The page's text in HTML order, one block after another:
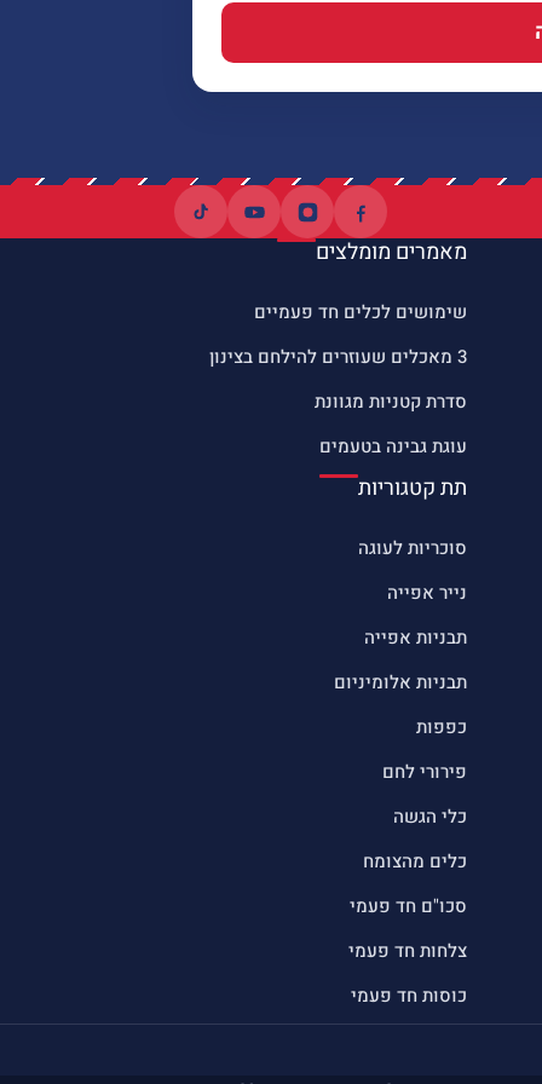
מאמרים מומלצים
שימושים לכלים חד פעמיים
3 מאכלים שעוזרים להילחם בצינון
סדרת קטניות מגוונת
עוגת גבינה בטעמים
תת קטגוריות
סוכריות לעוגה
נייר אפייה
תבניות אפייה
תבניות אלומיניום
כפפות
פירורי לחם
כלי הגשה
כלים מהצומח
סכו"ם חד פעמי
צלחות חד פעמי
כוסות חד פעמי